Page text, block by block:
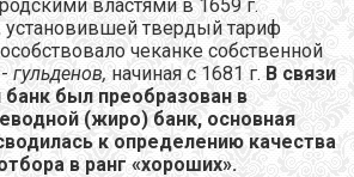
властями в 1659 г.
установившей твердый тариф
чеканке собственной
гульденов, начиная с 1681 г. В связи
был преобразован в
(жиро) банк, основная
к определению качества
в ранг «хороших».